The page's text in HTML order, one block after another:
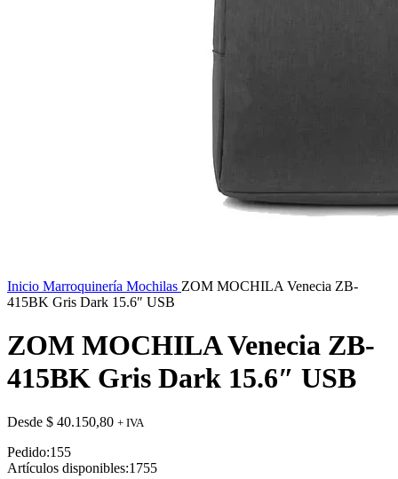
Inicio Marroquinería Mochilas ZOM MOCHILA Venecia ZB-
415BK Gris Dark 15.6″ USB
ZOM MOCHILA Venecia ZB-
415BK Gris Dark 15.6″ USB
Desde $ 40.150,80 + IVA
Pedido:155
Artículos disponibles:1755